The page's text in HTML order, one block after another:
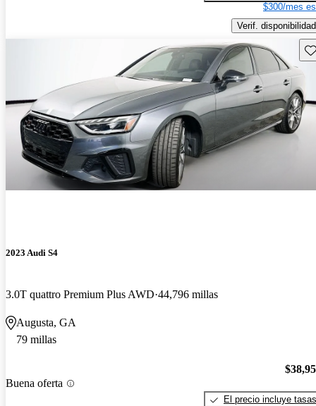
$300/mes
Verif. disponibilidad
2023 Audi S4
3.0T quattro Premium Plus AWD 44,796 millas
Augusta, GA
79 millas
Buena oferta
El precio incluye tasas